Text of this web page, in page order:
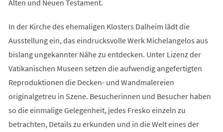
Alten und Neuen Testament.
In der Kirche des ehemaligen Klosters Dalheim lädt die
Ausstellung ein, das eindrucksvolle Werk Michelangelos aus
bislang ungekannter Nähe zu entdecken. Unter Lizenz der
Vatikanischen Museen setzen die aufwendig angefertigten
Reproduktionen die Decken- und Wandmalereien
originalgetreu in Szene. Besucherinnen und Besucher haben
so die einmalige Gelegenheit, jedes Fresko einzeln zu
betrachten, Details zu erkunden und in die Welt eines der